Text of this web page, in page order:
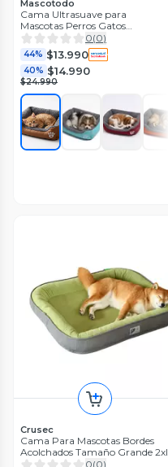
Mascotodo
Cama Ultrasuave para
Mascotas Perros Gatos
Rectangular Talla M 54cm X
42cm
0(0)
44% $13.990
40% $14.990
$24.990
Crusec
Cama Para Mascotas Bordes
Acolchados Tamaño Grande 2xl
0(0)